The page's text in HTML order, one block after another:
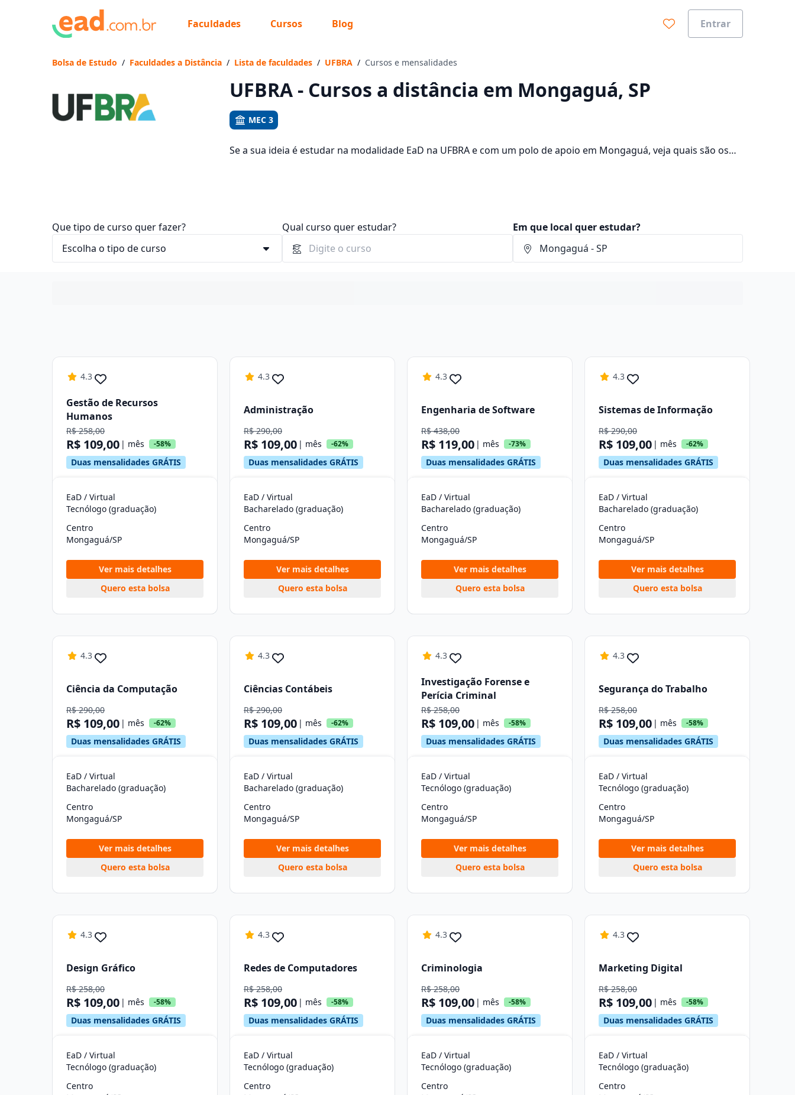
Faculdades Cursos Blog Entrar
Vamos te guiar no caminho ideal para seus estudos
Bolsa de Estudo / Faculdades a Distância / Lista de faculdades / UFBRA / Cursos e mensalidades
UFBRA - Cursos a distância em Mongaguá, SP
MEC 3
Se a sua ideia é estudar na modalidade EaD na UFBRA e com um polo de apoio em Mongaguá, veja quais são os
Que tipo de curso quer fazer? Qual curso quer estudar? Em que local quer estudar?
4.3
Gestão de Recursos
Humanos
R$ 258,00
R$ 109,00 | mês -58%
Duas mensalidades GRÁTIS
EaD / Virtual
Tecnólogo (graduação)
Centro
Mongaguá/SP
Ver mais detalhes
Quero esta bolsa
4.3
Administração
R$ 290,00
R$ 109,00 | mês -62%
Duas mensalidades GRÁTIS
EaD / Virtual
Bacharelado (graduação)
Centro
Mongaguá/SP
Ver mais detalhes
Quero esta bolsa
4.3
Engenharia de Software
R$ 438,00
R$ 119,00 | mês -73%
Duas mensalidades GRÁTIS
EaD / Virtual
Bacharelado (graduação)
Centro
Mongaguá/SP
Ver mais detalhes
Quero esta bolsa
4.3
Sistemas de Informação
R$ 290,00
R$ 109,00 | mês -62%
Duas mensalidades GRÁTIS
EaD / Virtual
Bacharelado (graduação)
Centro
Mongaguá/SP
Ver mais detalhes
Quero esta bolsa
4.3
Ciência da Computação
R$ 290,00
R$ 109,00 | mês -62%
Duas mensalidades GRÁTIS
EaD / Virtual
Bacharelado (graduação)
Centro
Mongaguá/SP
Ver mais detalhes
Quero esta bolsa
4.3
Ciências Contábeis
R$ 290,00
R$ 109,00 | mês -62%
Duas mensalidades GRÁTIS
EaD / Virtual
Bacharelado (graduação)
Centro
Mongaguá/SP
Ver mais detalhes
Quero esta bolsa
4.3
Investigação Forense e
Perícia Criminal
R$ 258,00
R$ 109,00 | mês -58%
Duas mensalidades GRÁTIS
EaD / Virtual
Tecnólogo (graduação)
Centro
Mongaguá/SP
Ver mais detalhes
Quero esta bolsa
4.3
Segurança do Trabalho
R$ 258,00
R$ 109,00 | mês -58%
Duas mensalidades GRÁTIS
EaD / Virtual
Tecnólogo (graduação)
Centro
Mongaguá/SP
Ver mais detalhes
Quero esta bolsa
4.3
Design Gráfico
R$ 258,00
R$ 109,00 | mês -58%
Duas mensalidades GRÁTIS
EaD / Virtual
Tecnólogo (graduação)
Centro
4.3
Redes de Computadores
R$ 258,00
R$ 109,00 | mês -58%
Duas mensalidades GRÁTIS
EaD / Virtual
Tecnólogo (graduação)
Centro
4.3
Criminologia
R$ 258,00
R$ 109,00 | mês -58%
Duas mensalidades GRÁTIS
EaD / Virtual
Tecnólogo (graduação)
Centro
4.3
Marketing Digital
R$ 258,00
R$ 109,00 | mês -58%
Duas mensalidades GRÁTIS
EaD / Virtual
Tecnólogo (graduação)
Centro